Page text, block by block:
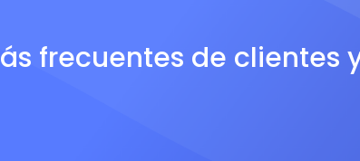
frecuentes de clientes